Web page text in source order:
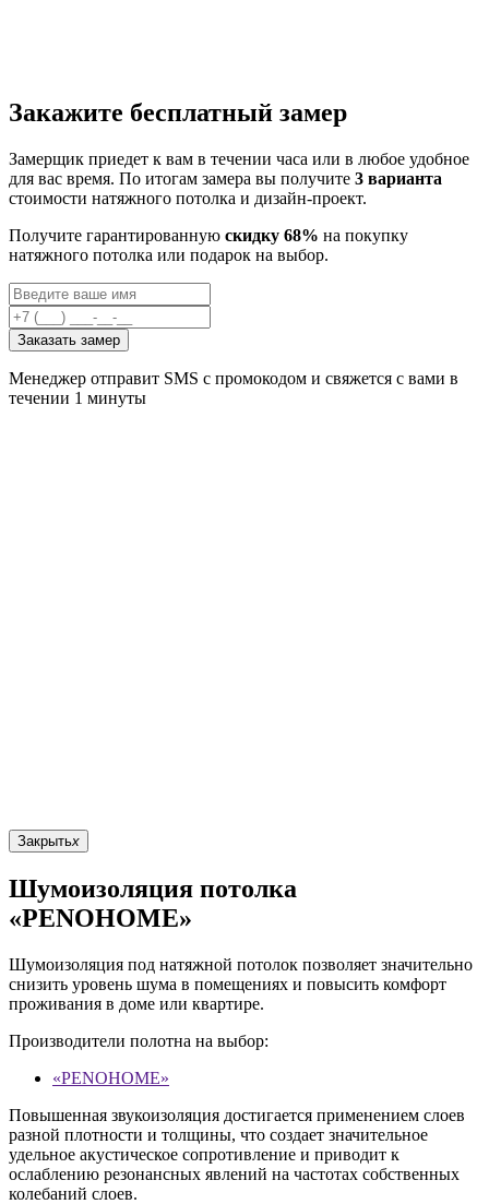
Закажите бесплатный замер
Замерщик приедет к вам в течении часа или в любое удобное
для вас время. По итогам замера вы получите 3 варианта
стоимости натяжного потолка и дизайн-проект.
Получите гарантированную скидку 68% на покупку
натяжного потолка или подарок на выбор.
Заказать замер
Менеджер отправит SMS с промокодом и свяжется с вами в
течении 1 минуты
Закрытьx
Шумоизоляция потолка
«PENOHOME»
Шумоизоляция под натяжной потолок позволяет значительно
снизить уровень шума в помещениях и повысить комфорт
проживания в доме или квартире.
Производители полотна на выбор:
«PENOHOME»
Повышенная звукоизоляция достигается применением слоев
разной плотности и толщины, что создает значительное
удельное акустическое сопротивление и приводит к
ослаблению резонансных явлений на частотах собственных
колебаний слоев.